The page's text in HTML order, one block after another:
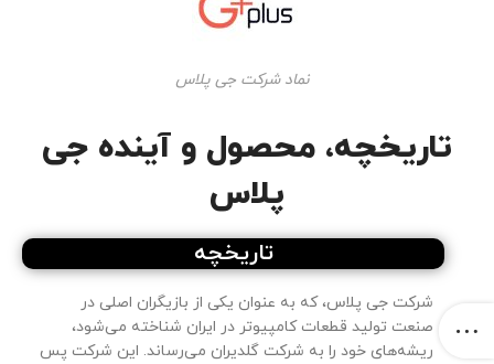
نماد شرکت جی پلاس
تاریخچه، محصول و آینده جی
پلاس
تاریخچه
شرکت جی پلاس، که به عنوان یکی از بازیگران اصلی در
صنعت تولید قطعات کامپیوتر در ایران شناخته می‌شود،
ریشه‌های خود را به شرکت گلدیران می‌رساند. این شرکت پس